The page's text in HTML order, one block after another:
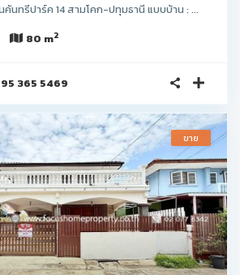
คันทรีปาร์ค 14 สามโคก-ปทุมธานี แบบบ้าน : ...
80 m2
365 5469
ขาย